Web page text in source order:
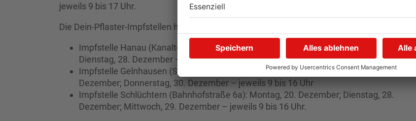
jeweils 9 bis 17 Uhr.
Die Dein-Pflaster-Impfstellen haben ebenfalls spezielle Kinderimpftage eingerichtet:
Impfstelle Hanau (Kanaltorplatz): Sonntag, 19. Dezember; Montag, 27. Dezember;
Dienstag, 28. Dezember – jeweils 9 bis 16 Uhr.
Impfstelle Gelnhausen (Seestraße 13): Mittwoch, 22. Dezember; Montag, 27.
Dezember; Donnerstag, 30. Dezember – jeweils 9 bis 16 Uhr
Impfstelle Schlüchtern (Bahnhofstraße 6a): Montag, 20. Dezember; Dienstag, 28.
Dezember; Mittwoch, 29. Dezember – jeweils 9 bis 16 Uhr.